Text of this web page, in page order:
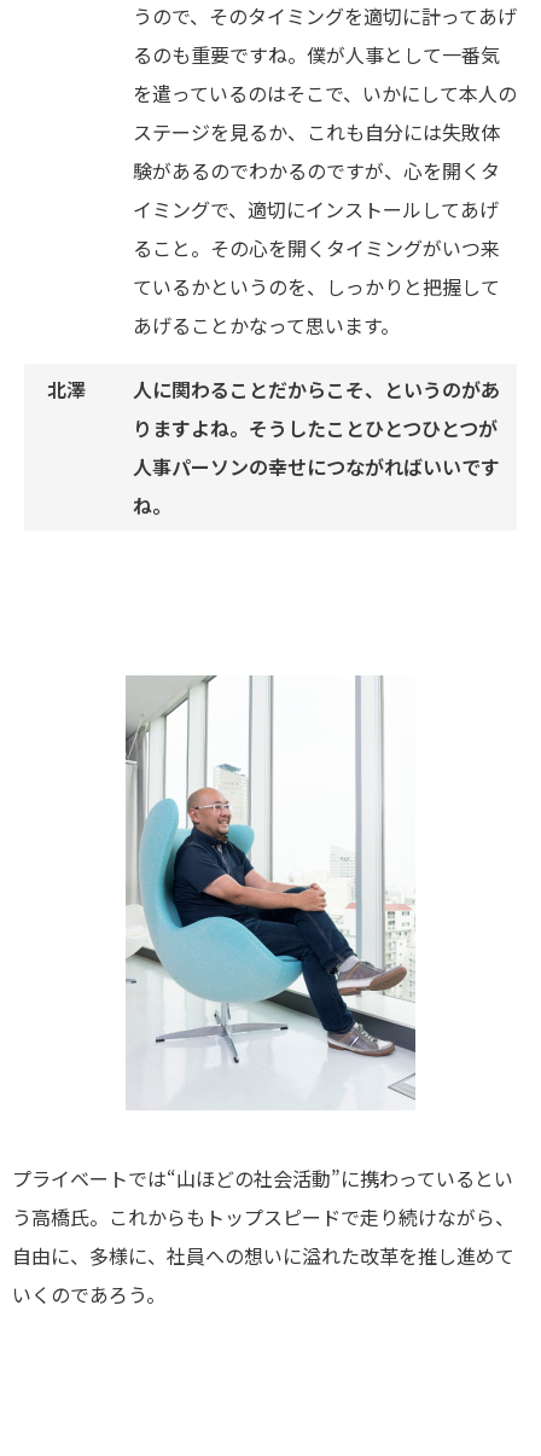
うので、そのタイミングを適切に計ってあげ
るのも重要ですね。僕が人事として一番気
を遣っているのはそこで、いかにして本人の
ステージを見るか、これも自分には失敗体
験があるのでわかるのですが、心を開くタ
イミングで、適切にインストールしてあげ
ること。その心を開くタイミングがいつ来
ているかというのを、しっかりと把握して
あげることかなって思います。
人に関わることだからこそ、というのがあ
りますよね。そうしたことひとつひとつが
人事パーソンの幸せにつながればいいです
ね。
プライベートでは“山ほどの社会活動”に携わっているとい
う高橋氏。これからもトップスピードで走り続けながら、
自由に、多様に、社員への想いに溢れた改革を推し進めて
いくのであろう。